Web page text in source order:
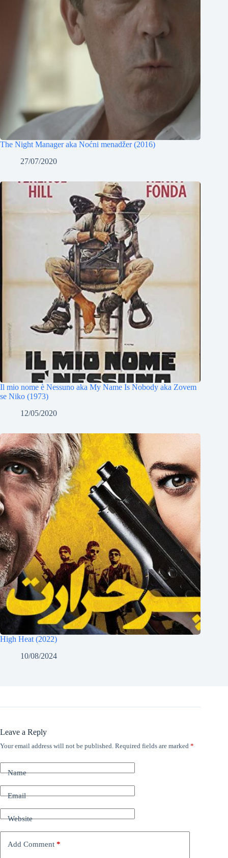
The Night Manager aka Noćni menadžer (2016)
27/07/2020
Il mio nome è Nessuno aka My Name Is Nobody aka Zovem
se Niko (1973)
12/05/2020
High Heat (2022)
10/08/2024
Leave a Reply
Your email address will not be published. Required fields are marked *
Name
Email
Website
Add Comment *